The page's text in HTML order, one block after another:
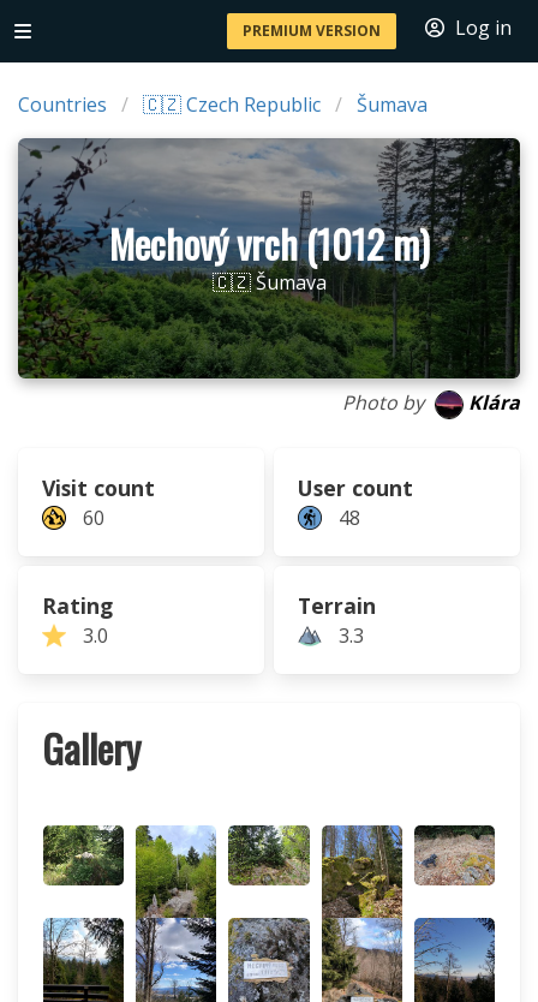
PREMIUM VERSION Log in
Countries 🇨🇿 Czech Republic Šumava
Mechový vrch (1012 m)
🇨🇿 Šumava
Photo by Klára
Visit count
60
User count
48
Rating
3.0
Terrain
3.3
Gallery